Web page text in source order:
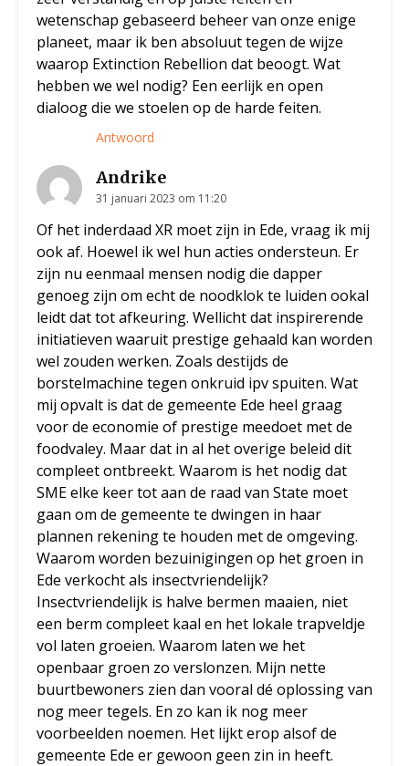
wetenschap gebaseerd beheer van onze enige
planeet, maar ik ben absoluut tegen de wijze
waarop Extinction Rebellion dat beoogt. Wat
hebben we wel nodig? Een eerlijk en open
dialoog die we stoelen op de harde feiten.
Antwoord
Andrike
31 januari 2023 om 11:20
Of het inderdaad XR moet zijn in Ede, vraag ik mij
ook af. Hoewel ik wel hun acties ondersteun. Er
zijn nu eenmaal mensen nodig die dapper
genoeg zijn om echt de noodklok te luiden ookal
leidt dat tot afkeuring. Wellicht dat inspirerende
initiatieven waaruit prestige gehaald kan worden
wel zouden werken. Zoals destijds de
borstelmachine tegen onkruid ipv spuiten. Wat
mij opvalt is dat de gemeente Ede heel graag
voor de economie of prestige meedoet met de
foodvaley. Maar dat in al het overige beleid dit
compleet ontbreekt. Waarom is het nodig dat
SME elke keer tot aan de raad van State moet
gaan om de gemeente te dwingen in haar
plannen rekening te houden met de omgeving.
Waarom worden bezuinigingen op het groen in
Ede verkocht als insectvriendelijk?
Insectvriendelijk is halve bermen maaien, niet
een berm compleet kaal en het lokale trapveldje
vol laten groeien. Waarom laten we het
openbaar groen zo verslonzen. Mijn nette
buurtbewoners zien dan vooral dé oplossing van
nog meer tegels. En zo kan ik nog meer
voorbeelden noemen. Het lijkt erop alsof de
gemeente Ede er gewoon geen zin in heeft.